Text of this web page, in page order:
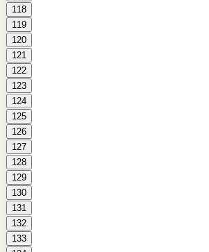
118
119
120
121
122
123
124
125
126
127
128
129
130
131
132
133